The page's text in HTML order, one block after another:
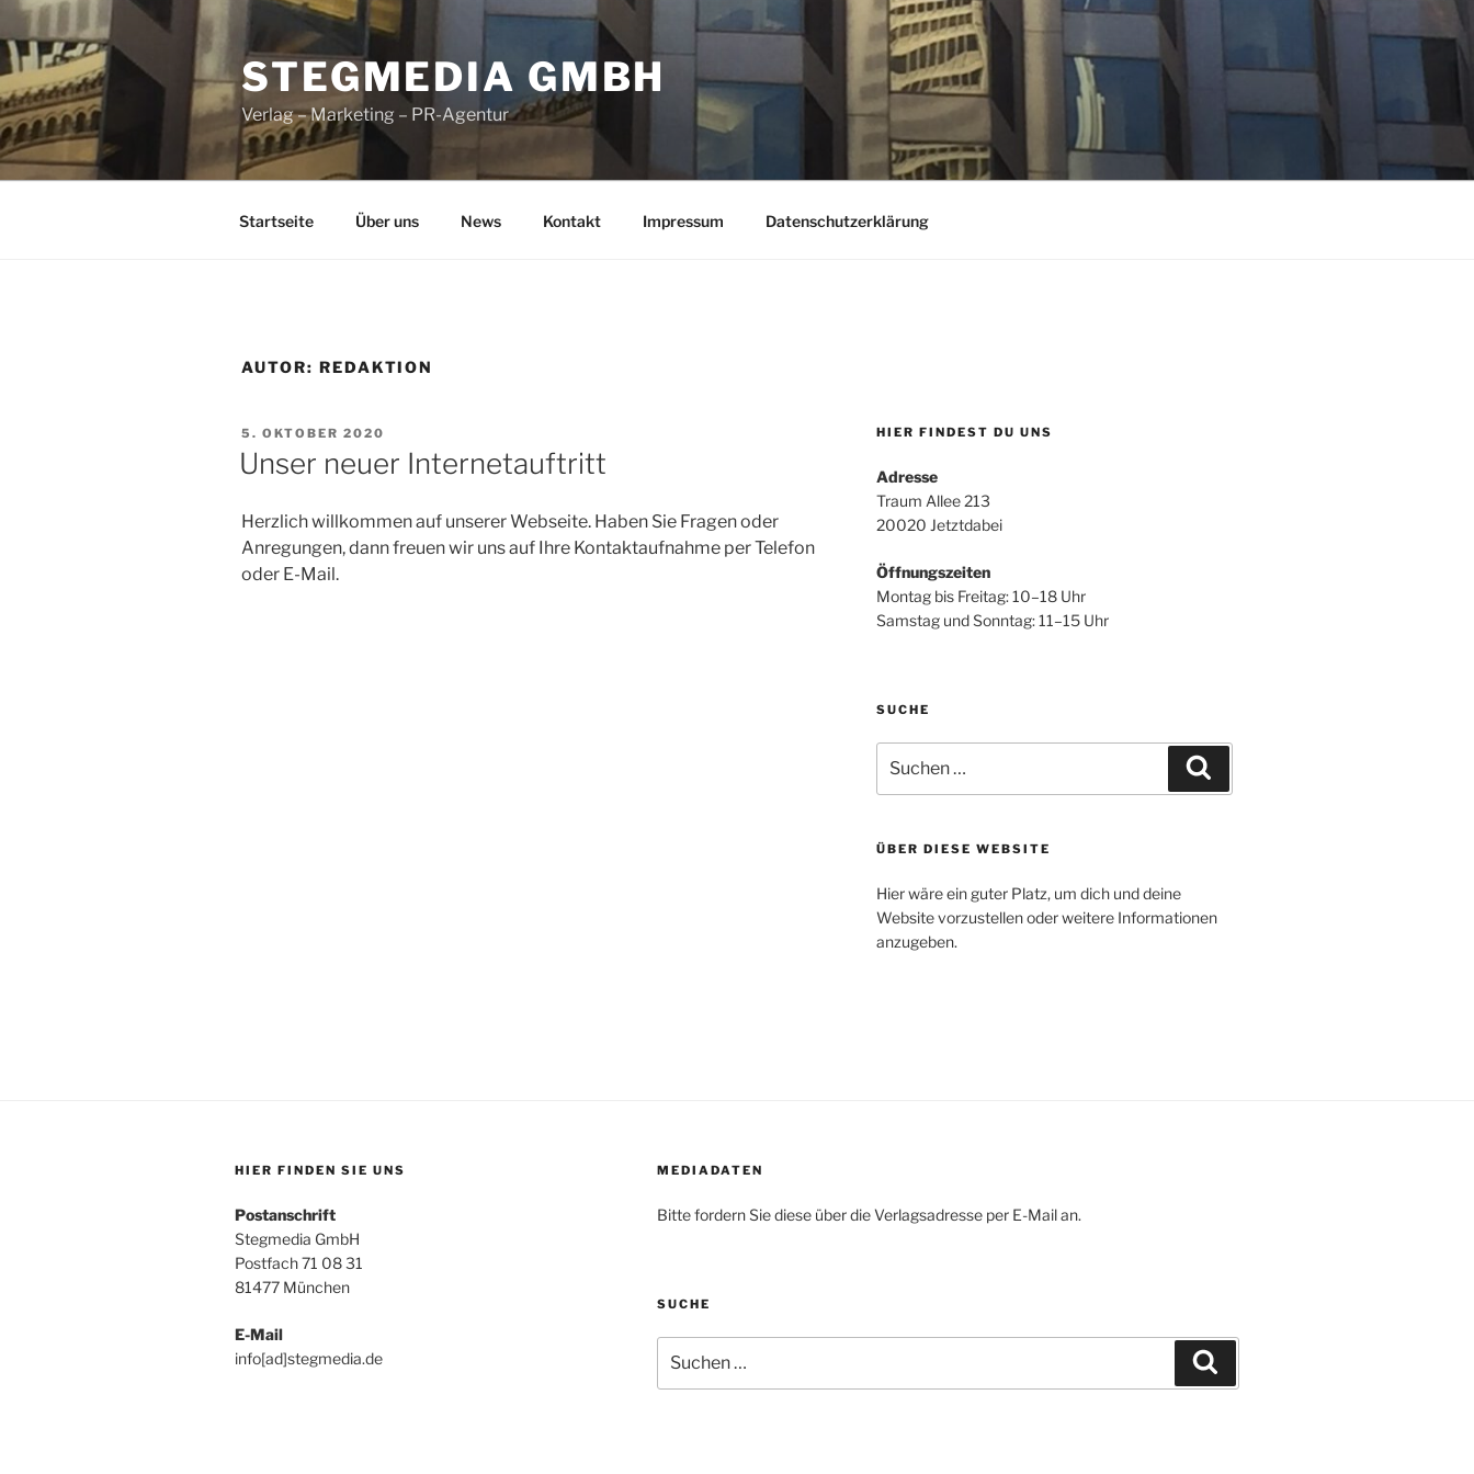
Zum
Inhalt
springen
STEGMEDIA GMBH
Verlag – Marketing – PR-Agentur
Startseite Über uns News Kontakt Impressum Datenschutzerklärung
AUTOR: REDAKTION
VERÖFFENTLICHT
AM
5. OKTOBER 2020
Unser neuer Internetauftritt
Herzlich willkommen auf unserer Webseite. Haben Sie Fragen oder
Anregungen, dann freuen wir uns auf Ihre Kontaktaufnahme per Telefon
oder E-Mail.
HIER FINDEST DU UNS
Adresse
Traum Allee 213
20020 Jetztdabei
Öffnungszeiten
Montag bis Freitag: 10–18 Uhr
Samstag und Sonntag: 11–15 Uhr
SUCHE
nach:
ÜBER DIESE WEBSITE
Hier wäre ein guter Platz, um dich und deine
Website vorzustellen oder weitere Informationen
anzugeben.
HIER FINDEN SIE UNS
Postanschrift
Stegmedia GmbH
Postfach 71 08 31
81477 München
E-Mail
info[ad]stegmedia.de
MEDIADATEN
Bitte fordern Sie diese über die Verlagsadresse per E-Mail an.
SUCHE
nach: